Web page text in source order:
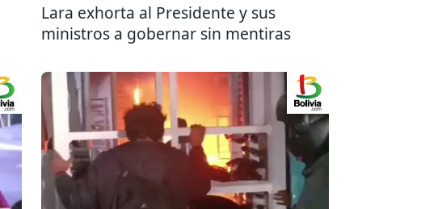
Lara exhorta al Presidente y sus
ministros a gobernar sin mentiras